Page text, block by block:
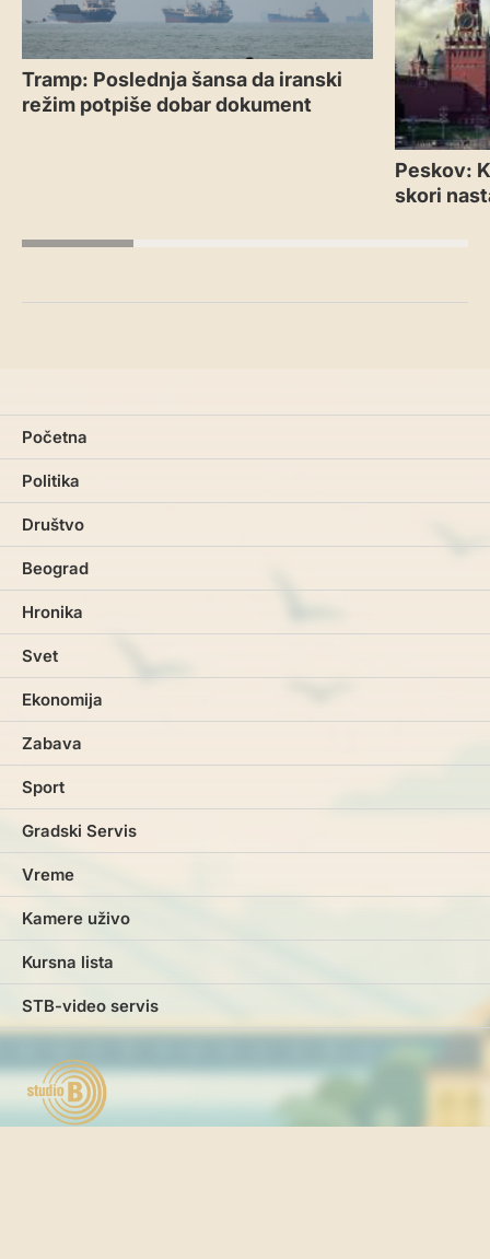
Tramp: Poslednja šansa da iranski
režim potpiše dobar dokument
Peskov:
skori
Početna
Politika
Društvo
Beograd
Hronika
Svet
Ekonomija
Zabava
Sport
Gradski Servis
Vreme
Kamere uživo
Kursna lista
STB-video servis